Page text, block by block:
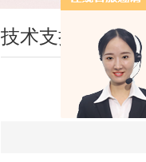
技术支持